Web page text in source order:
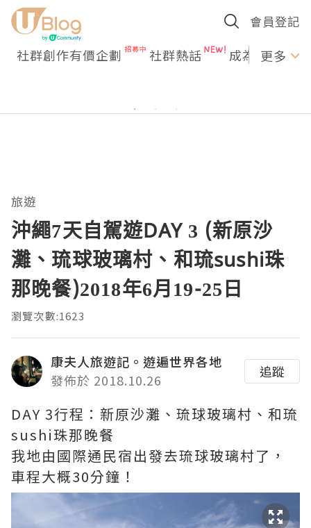
會員登記
社群創作有價企劃 社群熱話 成為U更多
旅遊
沖繩7天自駕遊DAY 3 (新原沙
灘、琉球玻璃村、和琉sushi珠
那晚餐)2018年6月19-25日
瀏覽次數:1623
康夫人旅遊記。遊遍世界各地
發佈於 2018.10.26
追蹤
DAY 3行程：新原沙灘、琉球玻璃村、和琉
sushi珠那晚餐
我地由國際通民宿出發去琉球玻璃村了，
車程大概30分鐘！